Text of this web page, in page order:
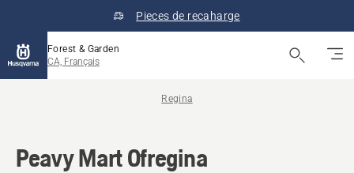
Pieces de recaharge
Forest & Garden
CA, Français
Regina
Peavy Mart Ofregina